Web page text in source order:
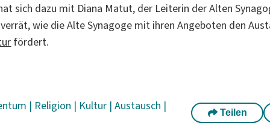
sich dazu mit Diana Matut, der Leiterin der Alten
wie die Alte Synagoge mit ihren Angeboten den
fördert.
| Religion | Kultur |Austausch | Teilen